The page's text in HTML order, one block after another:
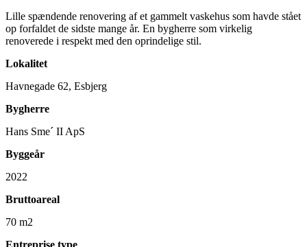
Lille spændende renovering af et gammelt vaskehus som havde stået
op forfaldet de sidste mange år. En bygherre som virkelig
renoverede i respekt med den oprindelige stil.
Lokalitet
Havnegade 62, Esbjerg
Bygherre
Hans Sme´ II ApS
Byggeår
2022
Bruttoareal
70 m2
Entreprise type